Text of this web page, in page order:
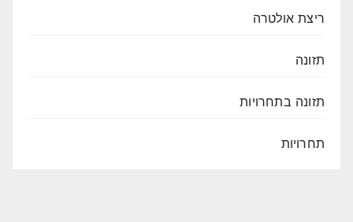
ריצת אולטרה
תזונה
תזונה בתחרויות
תחרויות